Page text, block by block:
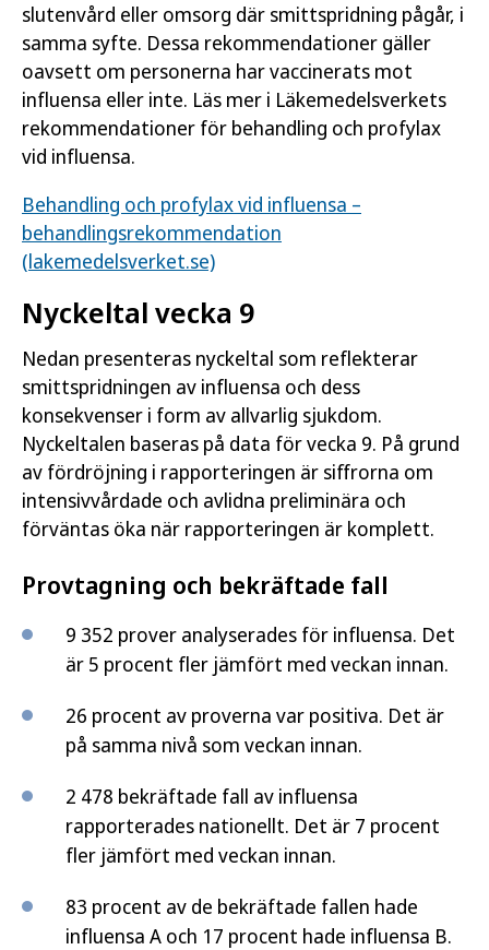
slutenvård eller omsorg där smittspridning pågår, i
samma syfte. Dessa rekommendationer gäller
oavsett om personerna har vaccinerats mot
influensa eller inte. Läs mer i Läkemedelsverkets
rekommendationer för behandling och profylax
vid influensa.
Behandling och profylax vid influensa –
behandlingsrekommendation
(lakemedelsverket.se)
Nyckeltal vecka 9
Nedan presenteras nyckeltal som reflekterar
smittspridningen av influensa och dess
konsekvenser i form av allvarlig sjukdom.
Nyckeltalen baseras på data för vecka 9. På grund
av fördröjning i rapporteringen är siffrorna om
intensivvårdade och avlidna preliminära och
förväntas öka när rapporteringen är komplett.
Provtagning och bekräftade fall
9 352 prover analyserades för influensa. Det
är 5 procent fler jämfört med veckan innan.
26 procent av proverna var positiva. Det är
på samma nivå som veckan innan.
2 478 bekräftade fall av influensa
rapporterades nationellt. Det är 7 procent
fler jämfört med veckan innan.
83 procent av de bekräftade fallen hade
influensa A och 17 procent hade influensa B.